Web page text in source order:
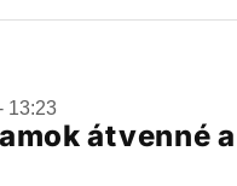
13:23
átvenné a